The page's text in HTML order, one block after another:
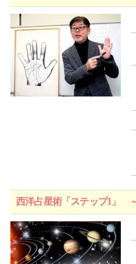
西洋占星術「ステップ1」